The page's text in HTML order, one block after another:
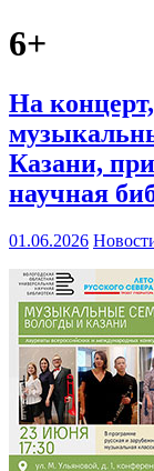
6+
На
Казани,
научная
01.06.2026